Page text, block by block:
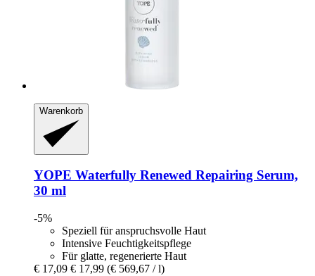
Warenkorb
YOPE Waterfully Renewed Repairing Serum,
30 ml
-5%
Speziell für anspruchsvolle Haut
Intensive Feuchtigkeitspflege
Für glatte, regenerierte Haut
€ 17,09 € 17,99 (€ 569,67 / l)